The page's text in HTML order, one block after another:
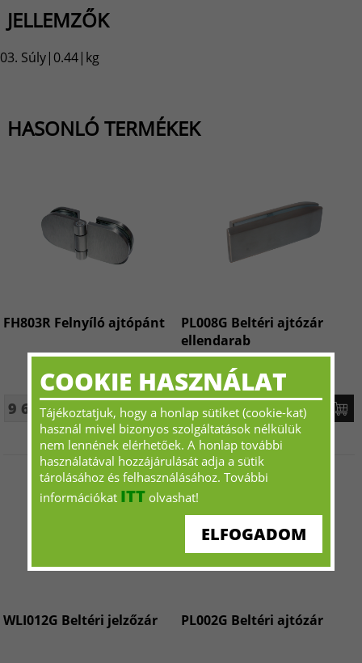
JELLEMZŐK
03. Súly|0.44|kg
HASONLÓ TERMÉKEK
FH803R Felnyíló ajtópánt
9 623 Ft+ÁFA - tól
PL008G Beltéri ajtózár
ellendarab
18 718 Ft+ÁFA - tól
WLI012G Beltéri jelzőzár PL002G Beltéri ajtózár
COOKIE HASZNÁLAT
Tájékoztatjuk, hogy a honlap sütiket (cookie-kat)
használ mivel bizonyos szolgáltatások nélkülük
nem lennének elérhetőek. A honlap további
használatával hozzájárulását adja a sütik
tárolásához és felhasználásához. További
információkat ITT olvashat!
ELFOGADOM